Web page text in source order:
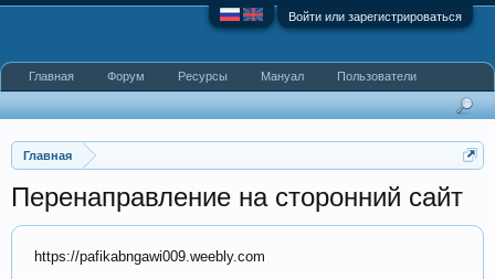
Войти или зарегистрироваться
Главная
Перенаправление на сторонний сайт
https://pafikabngawi009.weebly.com
Главная Форум Ресурсы Мануал Пользователи